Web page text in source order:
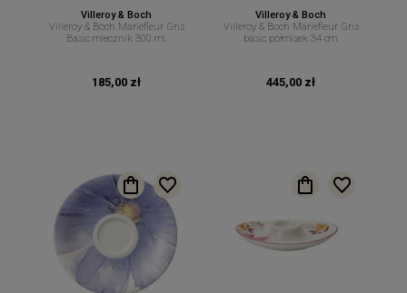
Villeroy & Boch
Villeroy & Boch Mariefleur Gris
Basic mlecznik 300 ml.
185,00 zł
Villeroy & Boch
Villeroy & Boch Mariefleur Gris
basic półmisek 34 cm.
445,00 zł